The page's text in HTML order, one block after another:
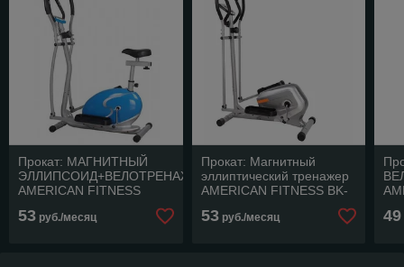
Прокат: МАГНИТНЫЙ
ЭЛЛИПСОИД+ВЕЛОТРЕНАЖЕР
AMERICAN FITNESS
53 руб./месяц
Прокат: Магнитный
эллиптический тренажер
AMERICAN FITNESS BK-
2300 вес пользователя до
105 кг
53руб./месяц 49